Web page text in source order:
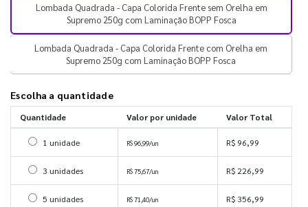
Lombada Quadrada - Capa Colorida Frente sem Orelha em
Supremo 250g com Laminação BOPP Fosca
Lombada Quadrada - Capa Colorida Frente com Orelha em
Supremo 250g com Laminação BOPP Fosca
Escolha a quantidade
Quantidade Valor por unidade Valor Total
Selecionar 1 unidade
1 unidade R$ 96,99/un R$ 96,99
Selecionar 3 unidades
3 unidades R$ 75,67/un R$ 226,99
Selecionar 5 unidades
5 unidades R$ 71,40/un R$ 356,99